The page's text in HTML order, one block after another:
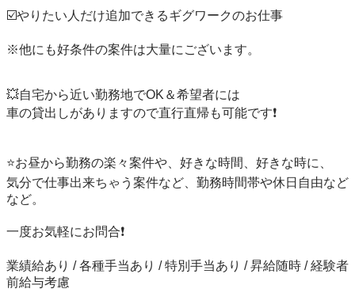
☑️やりたい人だけ追加できるギグワークのお仕事
※他にも好条件の案件は大量にございます。
💥自宅から近い勤務地でOK＆希望者には
車の貸出しがありますので直行直帰も可能です❗️
⭐️お昼から勤務の楽々案件や、好きな時間、好きな時に、
気分で仕事出来ちゃう案件など、勤務時間帯や休日自由など
など。
一度お気軽にお問合❗️
業績給あり / 各種手当あり / 特別手当あり / 昇給随時 / 経験者
前給与考慮